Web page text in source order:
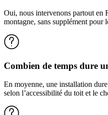
Oui, nous intervenons partout en
montagne, sans supplément pour
Combien de temps dure
En moyenne, une installation
selon l’accessibilité du toit et le